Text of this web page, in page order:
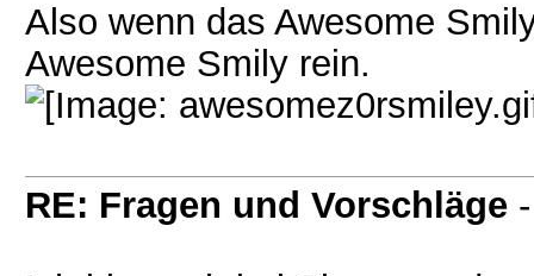
Also wenn das Awesome
Awesome Smily rein.
RE: Fragen und Vorschläge